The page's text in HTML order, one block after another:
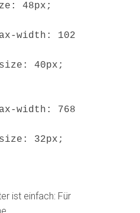
48px ;
width: 1024
size:
40px ;
width: 768
32px ;
ist einfach: Für